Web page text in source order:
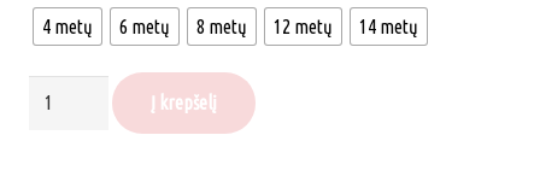
4 metų 6 metų 8 metų 12 metų 14 metų
produkto
Į krepšelį